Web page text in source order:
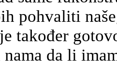
pohvaliti
također
nama da li